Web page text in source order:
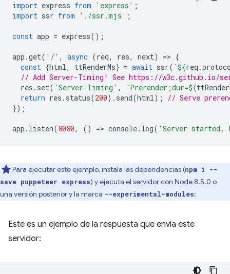
import express from 'express' ;
import ssr from './ssr.mjs' ;
const app = express();
app .get( '/' , async (req, res, next) => {
const {html, ttRenderMs} = await ssr( `${req .
// Add Server-Timing! See https://w3c.github.io/
res . set( 'Server-Timing' , `Prerender;dur=${
return res . status(200). send(html);
// Serve
});
app . listen(8080, () => console. log( 'Server started.
Para ejecutar este ejemplo, instala las dependencias (npm i --
save puppeteer express) y ejecuta el servidor con Node 8.5.0 o
una versión posterior y la marca --experimental-modules:
Este es un ejemplo de la respuesta que envía este
servidor: